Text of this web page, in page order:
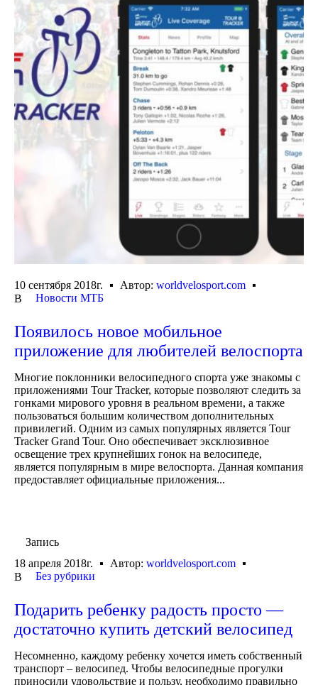
10 сентября 2018г. Автор: worldvelosport.com
В
Новости МТБ
Появилось новое мобильное
приложение для любителей велоспорта
Многие поклонники велосипедного спорта уже знакомы с
приложениями Tour Tracker, которые позволяют следить за
гонками мирового уровня в реальном времени, а также
пользоваться большим количеством дополнительных
привилегий. Одним из самых популярных является Tour
Tracker Grand Tour. Оно обеспечивает эксклюзивное
освещение трех крупнейших гонок на велосипеде,
является популярным в мире велоспорта. Данная компания
предоставляет официальные приложения...
Запись
18 апреля 2018г.
Автор: worldvelosport.com
В
Без рубрики
Подарить ребенку радость просто —
достаточно купить детский велосипед
Несомненно, каждому ребенку хочется иметь собственный
транспорт – велосипед. Чтобы велосипедные прогулки
приносили удовольствие и пользу, необходимо правильно